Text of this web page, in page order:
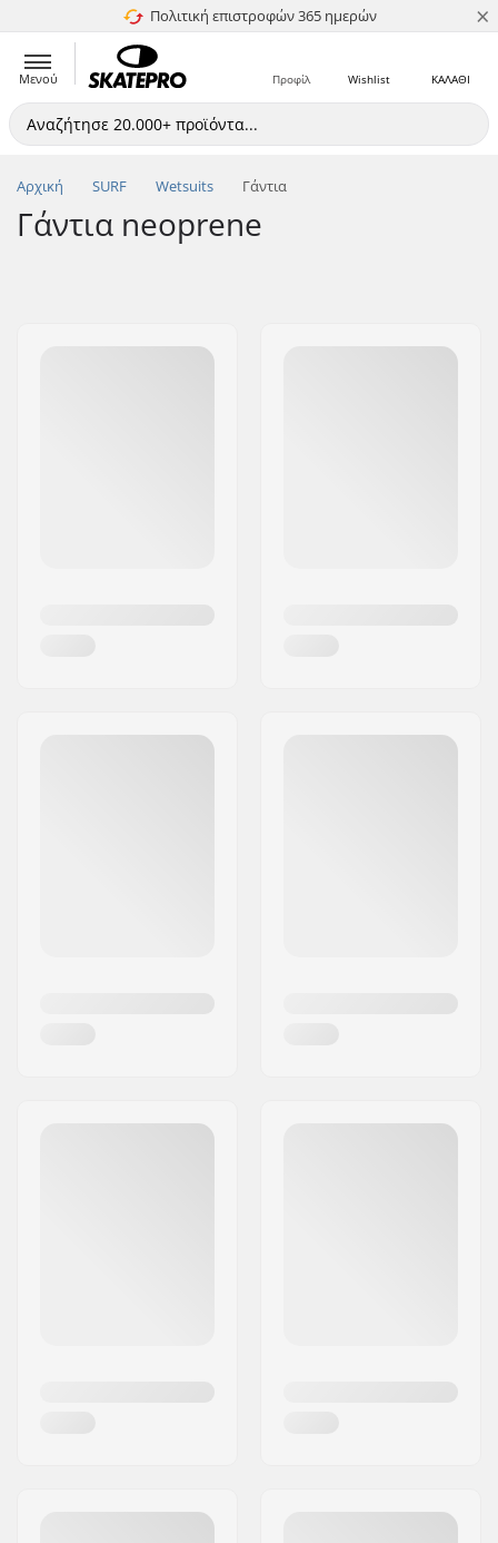
Πολιτική επιστροφών 365 ημερών
4.8 στα 5 ×
Μενού ΚΑΛΑΘΙ
Wishlist
Προφίλ
Αρχική SURF Wetsuits Γάντια
Γάντια neoprene